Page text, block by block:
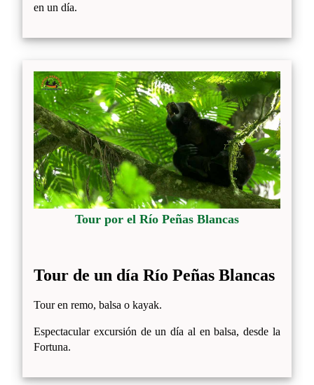
en un día.
Tour por el Río Peñas Blancas
Tour de un día Río Peñas Blancas
Tour en remo, balsa o kayak.
Espectacular excursión de un día al en balsa, desde la
Fortuna.